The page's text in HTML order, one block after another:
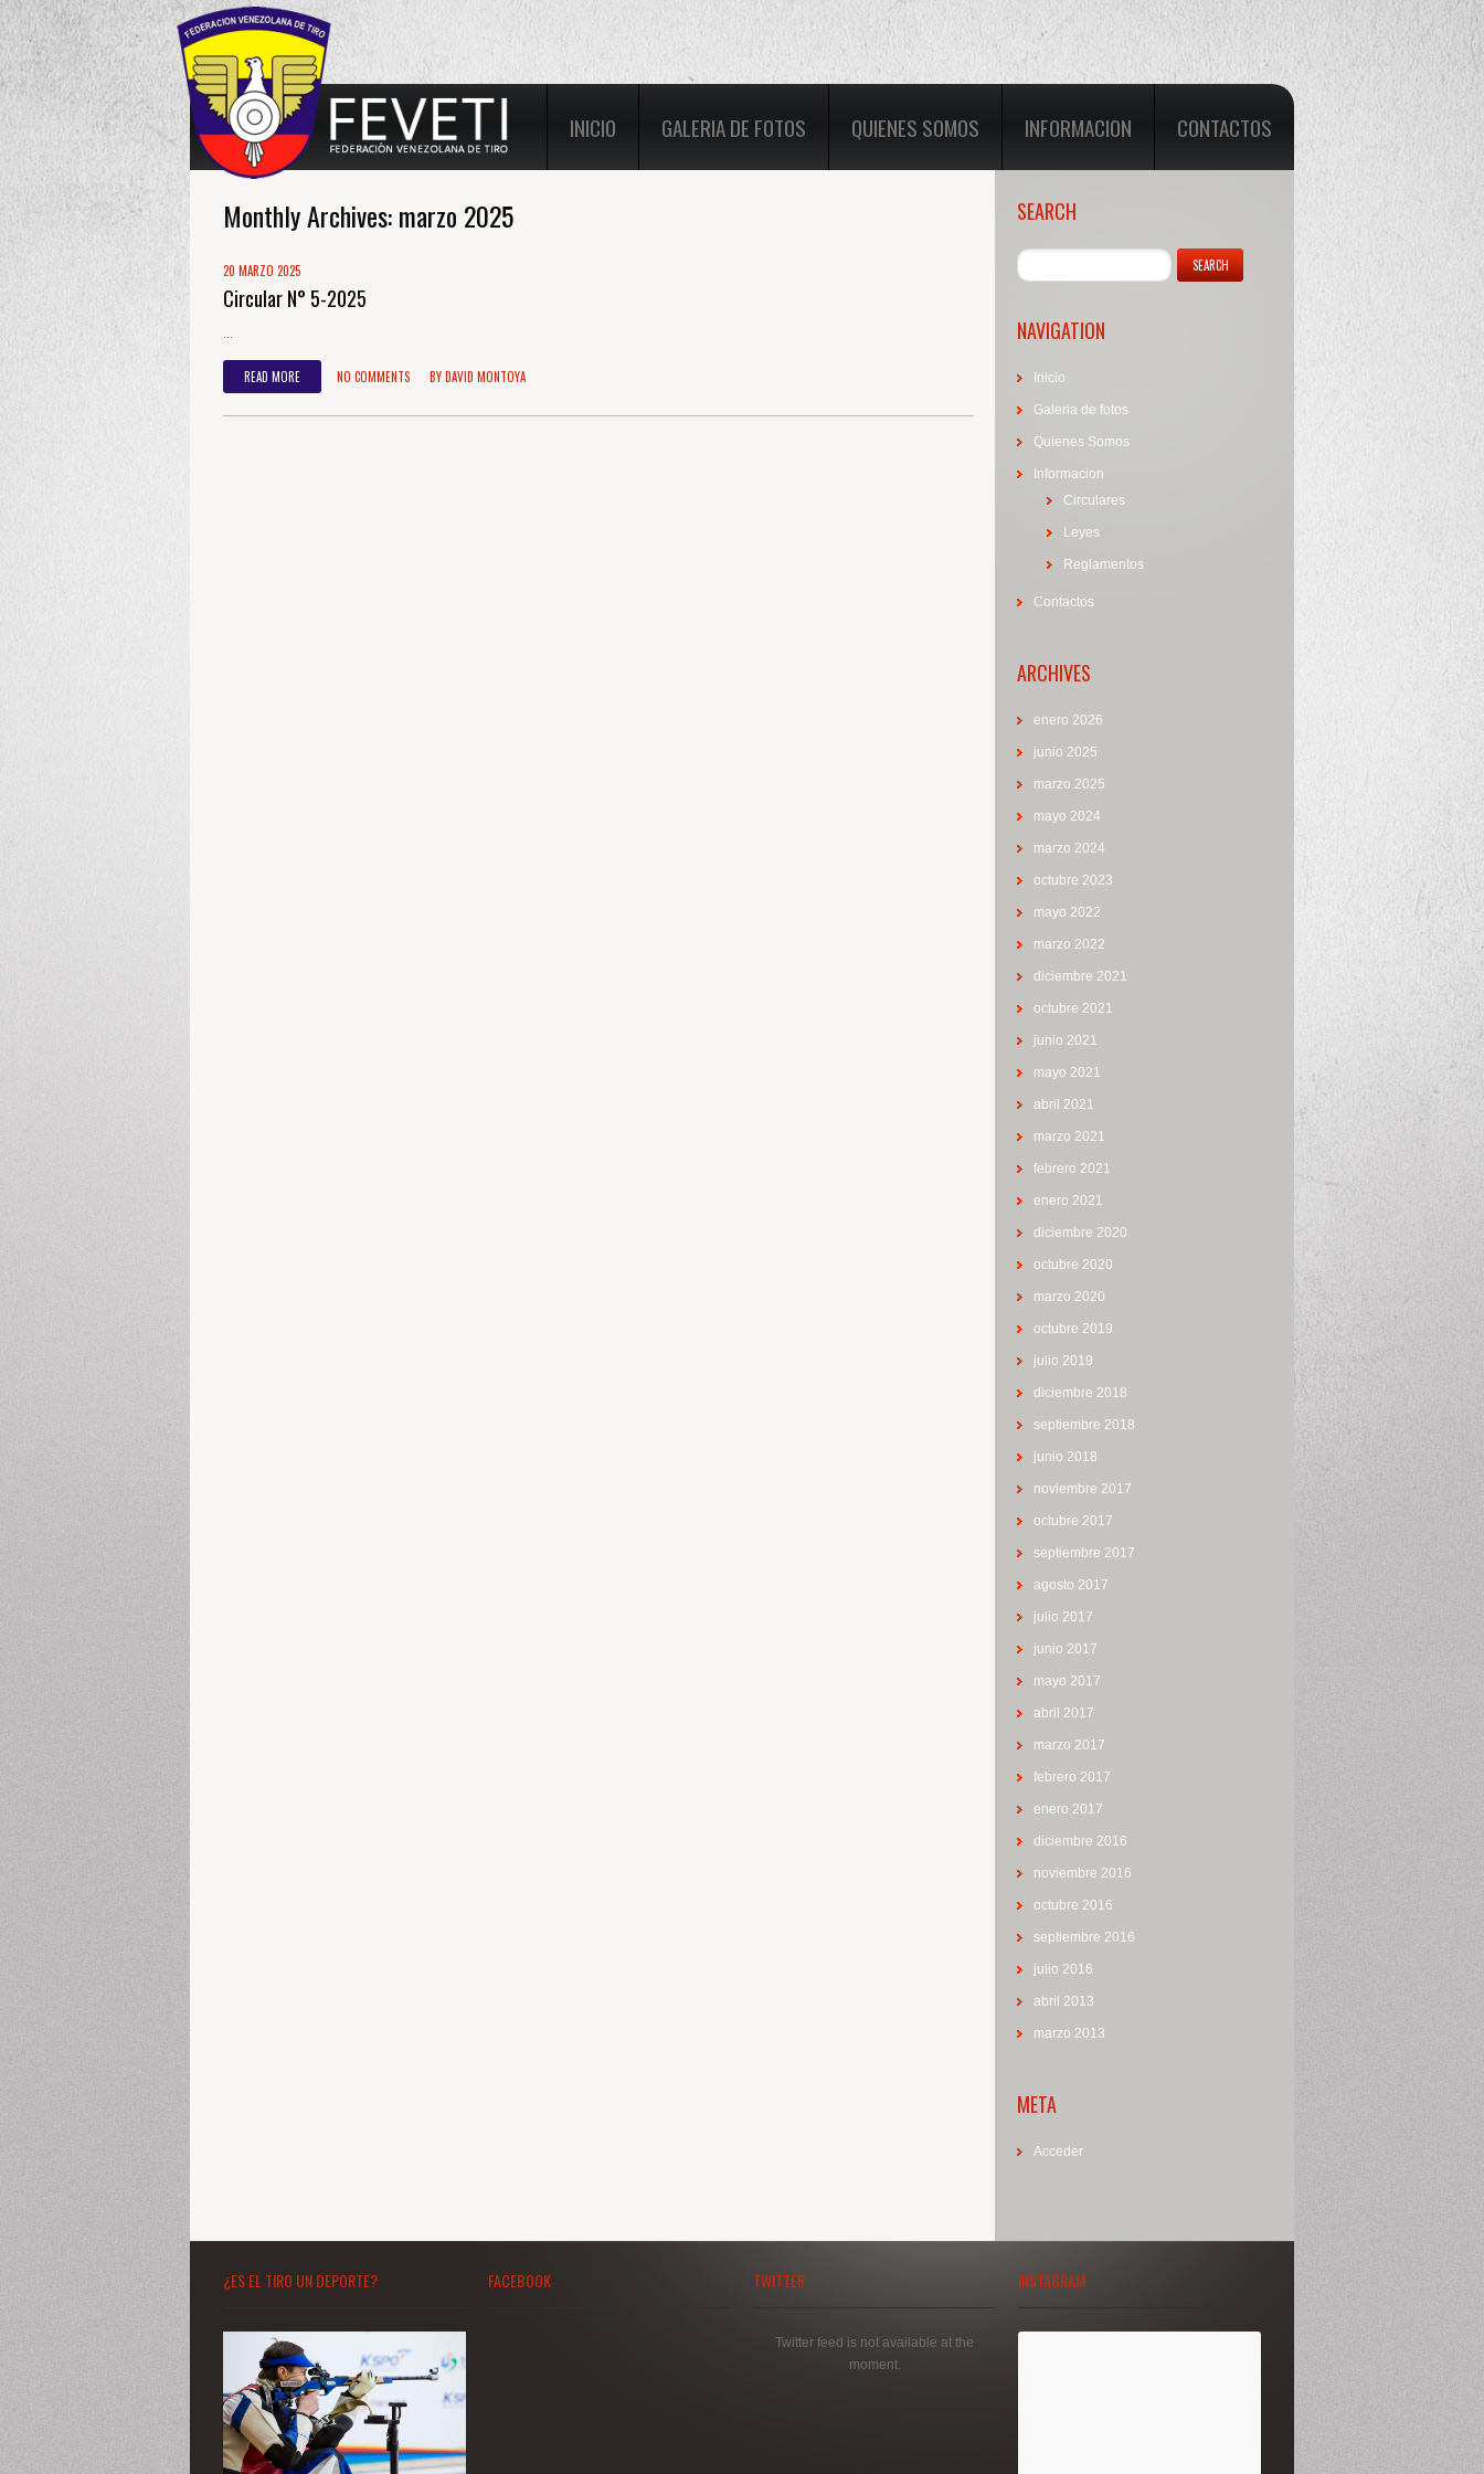
INICIO GALERIA DE FOTOS QUIENES SOMOS INFORMACION CONTACTOS
Monthly Archives:marzo 2025
20 MARZO 2025
Circular N° 5-2025
...
READ MORE NO COMMENTS BYDAVID MONTOYA
SEARCH
NAVIGATION
Inicio
Galeria de fotos
Quienes Somos
Informacion
Circulares
Leyes
Reglamentos
Contactos
ARCHIVES
enero 2026
junio 2025
marzo 2025
mayo 2024
marzo 2024
octubre 2023
mayo 2022
marzo 2022
diciembre 2021
octubre 2021
junio 2021
mayo 2021
abril 2021
marzo 2021
febrero 2021
enero 2021
diciembre 2020
octubre 2020
marzo 2020
octubre 2019
julio 2019
diciembre 2018
septiembre 2018
junio 2018
noviembre 2017
octubre 2017
septiembre 2017
agosto 2017
julio 2017
junio 2017
mayo 2017
abril 2017
marzo 2017
febrero 2017
enero 2017
diciembre 2016
noviembre 2016
octubre 2016
septiembre 2016
julio 2016
abril 2013
marzo 2013
META
Acceder
¿ES EL TIRO UN DEPORTE? FACEBOOK TWITTER
Twitter feed is not available at the
moment.
INSTAGRAM